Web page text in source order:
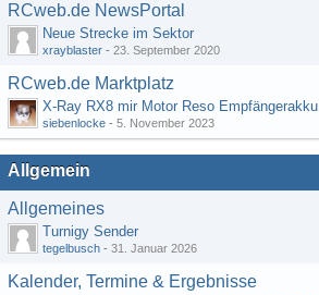
RCweb.de NewsPortal
Neue Strecke im Sektor
xrayblaster - 23. September 2020
RCweb.de Marktplatz
X-Ray RX8 mir Motor Reso Empfängerakku
siebenlocke - 5. November 2023
Allgemein
Allgemeines
Turnigy Sender
tegelbusch - 31. Januar 2026
Kalender, Termine & Ergebnisse